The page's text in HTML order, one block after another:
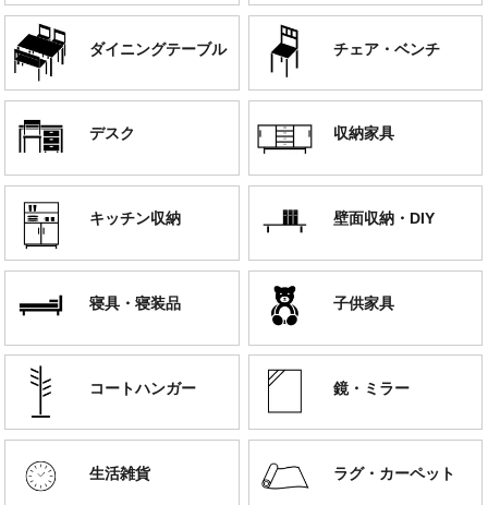
ダイニングテーブル チェア・ベンチ
デスク 収納家具
キッチン収納 壁面収納・DIY
寝具・寝装品 子供家具
コートハンガー 鏡・ミラー
生活雑貨 ラグ・カーペット